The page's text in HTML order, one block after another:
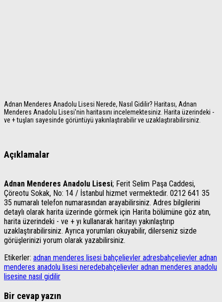
Adnan Menderes Anadolu Lisesi Nerede, Nasıl Gidilir? Haritası, Adnan
Menderes Anadolu Lisesi'nin haritasını incelemektesiniz. Harita üzerindeki -
ve + tuşları sayesinde görüntüyü yakınlaştırabilir ve uzaklaştırabilirsiniz.
Açıklamalar
Adnan Menderes Anadolu Lisesi; Ferit Selim Paşa Caddesi,
Çöreotu Sokak, No: 14 / İstanbul hizmet vermektedir. 0212 641 35
35 numaralı telefon numarasından arayabilirsiniz. Adres bilgilerini
detaylı olarak harita üzerinde görmek için Harita bölümüne göz atın,
harita üzerindeki - ve + yı kullanarak haritayı yakınlaştırıp
uzaklaştırabilirsiniz. Ayrıca yorumları okuyabilir, dilerseniz sizde
görüşlerinizi yorum olarak yazabilirsiniz.
Etikerler: adnan menderes lisesi bahçelievler adresbahçelievler adnan
menderes anadolu lisesi neredebahçelievler adnan menderes anadolu
lisesine nasıl gidilir
Bir cevap yazın